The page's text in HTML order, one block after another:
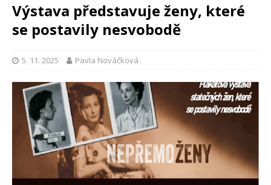
Výstava představuje ženy, které
se postavily nesvobodě
5. 11. 2025 Pavla Nováčková